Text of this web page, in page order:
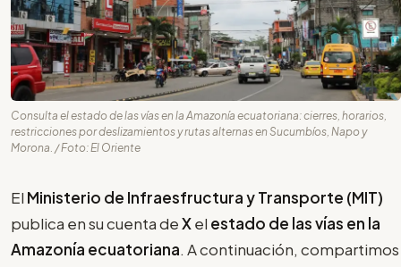
Consulta el estado de las vías en la Amazonía ecuatoriana: cierres, horarios,
restricciones por deslizamientos y rutas alternas en Sucumbíos, Napo y
Morona. / Foto: El Oriente
El Ministerio de Infraesfructura y Transporte (MIT)
publica en su cuenta deXel estado de las vías en la
Amazonía ecuatoriana. A continuación, compartimos